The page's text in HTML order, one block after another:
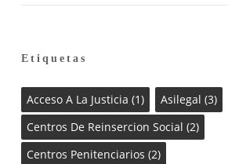
Etiquetas
Acceso A La Justicia (1) Asilegal (3)
Centros De Reinsercion Social (2)
Centros Penitenciarios (2)